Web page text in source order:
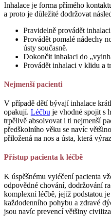
Inhalace je forma přímého
a proto je důležité dodržovat
Pravidelně provádět
Provádět pomalé nádechy
ústy současně.
Dokončit inhalaci do
Provádět inhalaci v klidu a
Nejmenší pacienti
V případě dětí bývají inhalace
opakují. Léčbu je vhodné spojit s
trpělivě absolvovat i ti nejmenší
předškolního věku se navíc
přiložená na nos a ústa, která
Přístup pacienta k léčbě
K úspěšnému vyléčení pacienta
odpovědné chování, dodržování
komplexní léčbě, jejíž podstatou
každodenního pohybu a zdravé
jsou navíc prevencí většiny